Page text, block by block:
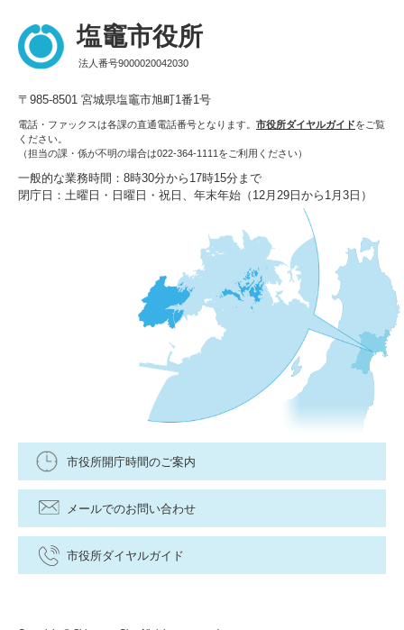
塩竈市役所
法人番号9000020042030
〒985-8501 宮城県塩竈市旭町1番1号
電話・ファックスは各課の直通電話番号となります。 市役所ダイヤルガイドをご覧
ください。
（担当の課・係が不明の場合は022-364-1111をご利用ください）
一般的な業務時間：8時30分から17時15分まで
閉庁日：土曜日・日曜日・祝日、年末年始（12月29日から1月3日）
市役所開庁時間のご案内
メールでのお問い合わせ
市役所ダイヤルガイド